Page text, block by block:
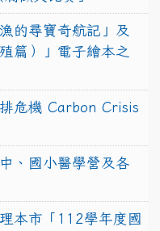
的尋寶奇航記」及
篇）」電子繪本之
危機 Carbon Crisis
、國小醫學營及各
本市「112學年度國